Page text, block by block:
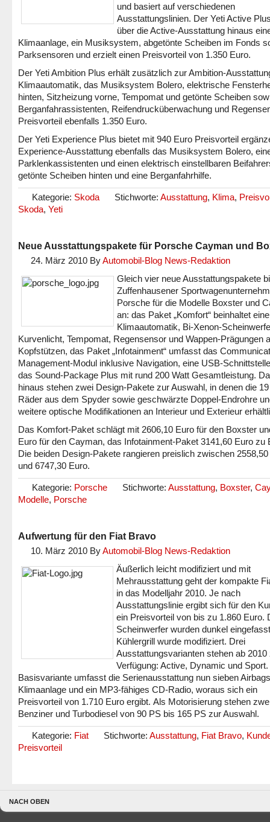
und basiert auf verschiedenen
Ausstattungslinien. Der Yeti Active
über die Active-Ausstattung hinaus
Klimaanlage, ein Musiksystem, abgetönte Scheiben im Fonds
Parksensoren und erzielt einen Preisvorteil von 1.350 Euro.
Der Yeti Ambition Plus erhält zusätzlich zur Ambition-
Klimaautomatik, das Musiksystem Bolero, elektrische
hinten, Sitzheizung vorne, Tempomat und getönte Scheiben
Berganfahrassistenten, Reifendrucküberwachung und
Preisvorteil ebenfalls 1.350 Euro.
Der Yeti Experience Plus bietet mit 940 Euro Preisvorteil
Experience-Ausstattung ebenfalls das Musiksystem Bolero,
Parklenkassistenten und einen elektrisch einstellbaren
getönte Scheiben hinten und eine Berganfahrhilfe.
Kategorie: Skoda Stichworte: Ausstattung, Klima,
Skoda, Yeti
Neue Ausstattungspakete für Porsche Cayman und
24. März 2010 ByAutomobil-Blog News-Redaktion
Gleich vier neue Ausstattungspakete
Zuffenhausener
Porsche für die Modelle Boxster und
an: das Paket „Komfort“ beinhaltet eine
Klimaautomatik, Bi-Xenon-
Kurvenlicht, Tempomat, Regensensor und Wappen-Prägungen
Kopfstützen, das Paket „Infotainment“ umfasst das
Management-Modul inklusive Navigation, eine USB-
das Sound-Package Plus mit rund 200 Watt Gesamtleistung.
hinaus stehen zwei Design-Pakete zur Auswahl, in denen die
Räder aus dem Spyder sowie geschwärzte Doppel-Endrohre
weitere optische Modifikationen an Interieur und Exterieur
Das Komfort-Paket schlägt mit 2606,10 Euro für den Boxster
Euro für den Cayman, das Infotainment-Paket 3141,60 Euro zu
Die beiden Design-Pakete rangieren preislich zwischen
und 6747,30 Euro.
Kategorie: Porsche Stichworte: Ausstattung, Boxster,
Modelle, Porsche
Aufwertung für den Fiat Bravo
10. März 2010 ByAutomobil-Blog News-Redaktion
Äußerlich leicht modifiziert und mit
Mehrausstattung geht der kompakte
in das Modelljahr 2010. Je nach
Ausstattungslinie ergibt sich für den
ein Preisvorteil von bis zu 1.860 Euro.
Scheinwerfer wurden dunkel
Kühlergrill wurde modifiziert. Drei
Ausstattungsvarianten stehen ab 2010
Verfügung: Active, Dynamic und
Basisvariante umfasst die Serienausstattung nun sieben
Klimaanlage und ein MP3-fähiges CD-Radio, woraus sich ein
Preisvorteil von 1.710 Euro ergibt. Als Motorisierung stehen
Benziner und Turbodiesel von 90 PS bis 165 PS zur Auswahl.
Kategorie: Fiat Stichworte: Ausstattung, Fiat Bravo,
Preisvorteil
NACH OBEN